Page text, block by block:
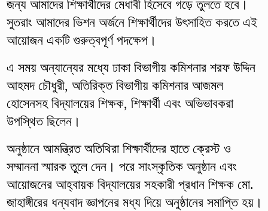
জন্য আমাদের শিক্ষার্থীদের মেধাবী হিসেবে গড়ে তুলতে হবে।
সুতরাং আমাদের ভিশন অর্জনে শিক্ষার্থীদের উৎসাহিত করতে এই
আয়োজন একটি গুরুত্বপূর্ণ পদক্ষেপ।
এ সময় অন্যান্যের মধ্যে ঢাকা বিভাগীয় কমিশনার শরফ উদ্দিন
আহমদ চৌধুরী, অতিরিক্ত বিভাগীয় কমিশনার আজমল
হোসেনসহ বিদ্যালয়ের শিক্ষক, শিক্ষার্থী এবং অভিভাবকরা
উপস্থিত ছিলেন।
অনুষ্ঠানে আমন্ত্রিত অতিথিরা শিক্ষার্থীদের হাতে ক্রেস্ট ও
সম্মাননা স্মারক তুলে দেন। পরে সাংস্কৃতিক অনুষ্ঠান এবং
আয়োজনের আহ্বায়ক বিদ্যালয়ের সহকারী প্রধান শিক্ষক মো.
জাহাঙ্গীরের ধন্যবাদ জ্ঞাপনের মধ্য দিয়ে অনুষ্ঠানের সমাপ্তি হয়।